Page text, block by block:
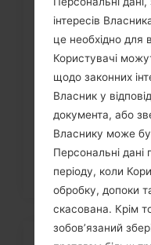
Як видалити
LG Optimus
інтересів
це необхідно для
Користувачі
щодо законних
Власник у
документа, або
Власнику може
Персональні дані
періоду, коли
обробку, допоки
скасована. Крім
зобов’язаний